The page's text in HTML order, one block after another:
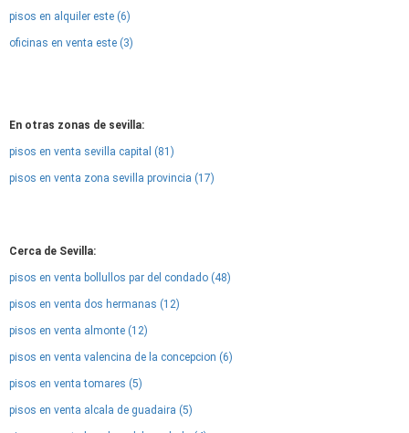
pisos en alquiler este (6)
oficinas en venta este (3)
En otras zonas de sevilla:
pisos en venta sevilla capital (81)
pisos en venta zona sevilla provincia (17)
Cerca de Sevilla:
pisos en venta bollullos par del condado (48)
pisos en venta dos hermanas (12)
pisos en venta almonte (12)
pisos en venta valencina de la concepcion (6)
pisos en venta tomares (5)
pisos en venta alcala de guadaira (5)